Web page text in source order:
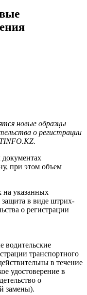
новые образцы
о регистрации
при этом объем
на указанных
защита в виде штрих-
о регистрации
водительские
транспортного
в течение
удостоверение в
о
замены).